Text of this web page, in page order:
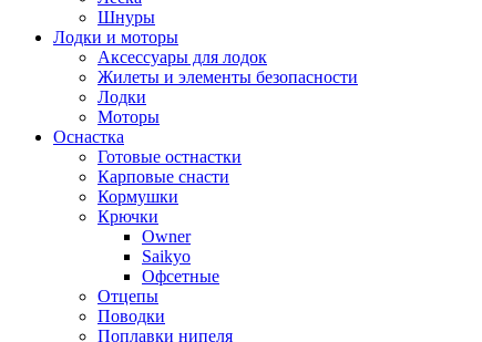
Шнуры
Лодки и моторы
Аксессуары для лодок
Жилеты и элементы безопасности
Лодки
Моторы
Оснастка
Готовые остнастки
Карповые снасти
Кормушки
Крючки
Owner
Saikyo
Офсетные
Отцепы
Поводки
Поплавки нипеля